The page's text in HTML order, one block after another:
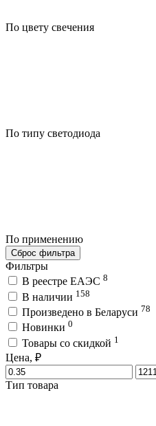
По цвету свечения
По типу светодиода
По применению
Сброс фильтра
Фильтры
В реестре ЕАЭС 8
В наличии 158
Произведено в Беларуси 78
Новинки 0
Товары со скидкой 1
Цена, ₽
Тип товара